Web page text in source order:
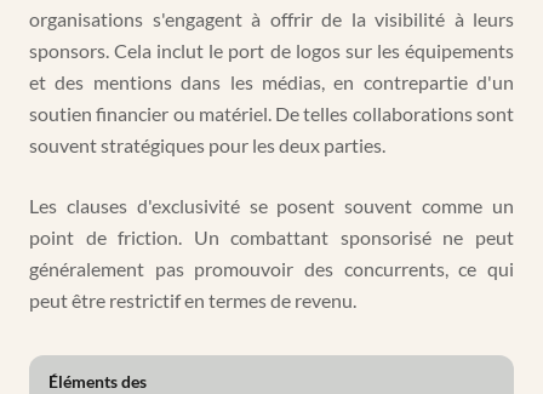
organisations s'engagent à offrir de la visibilité à leurs
sponsors. Cela inclut le port de logos sur les équipements
et des mentions dans les médias, en contrepartie d'un
soutien financier ou matériel. De telles collaborations sont
souvent stratégiques pour les deux parties.
Les clauses d'exclusivité se posent souvent comme un
point de friction. Un combattant sponsorisé ne peut
généralement pas promouvoir des concurrents, ce qui
peut être restrictif en termes de revenu.
Éléments des